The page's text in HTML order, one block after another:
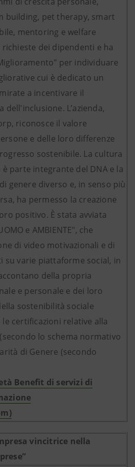
building, pet therapy, smart
mentoring e welfare
richieste dei dipendenti e ha
per individuare
cui è dedicato un
a incentivare il
dell'inclusione. L’azienda,
riconosce il valore
e delle loro differenze
sostenibile. La cultura
parte integrante del DNA e la
genere diverso e, in senso più
ha permesso la creazione
positivo. È stata avviata
e AMBIENTE", che
di video motivazionali e di
su varie piattaforme social, in
della propria
e personale e dei loro
sostenibilità sociale
certificazioni relative alla
lo schema normativo
di Genere (secondo
Benefit di servizi di
vincitrice nella